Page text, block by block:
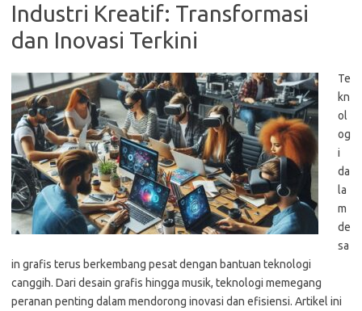
Industri Kreatif: Transformasi
dan Inovasi Terkini
Te
kn
ol
og
i
da
la
m
de
sa
in grafis terus berkembang pesat dengan bantuan teknologi
canggih. Dari desain grafis hingga musik, teknologi memegang
peranan penting dalam mendorong inovasi dan efisiensi. Artikel ini